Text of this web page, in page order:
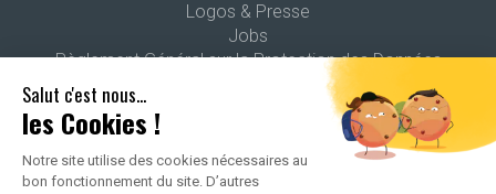
Salut c'est nous...
les Cookies !
Notre site utilise des cookies nécessaires au
bon fonctionnement du site. D’autres
Logos & Presse
Jobs
Règlement Général sur la Protection des Données
2026 ALL RIGHTS RESERVED -POLITIQUE DE CONFIDENTIALITÉ